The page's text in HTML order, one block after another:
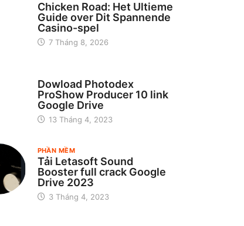
Chicken Road: Het Ultieme
Guide over Dit Spannende
Casino-spel
7 Tháng 8, 2026
Dowload Photodex
ProShow Producer 10 link
Google Drive
13 Tháng 4, 2023
PHẦN MỀM
Tải Letasoft Sound
Booster full crack Google
Drive 2023
3 Tháng 4, 2023